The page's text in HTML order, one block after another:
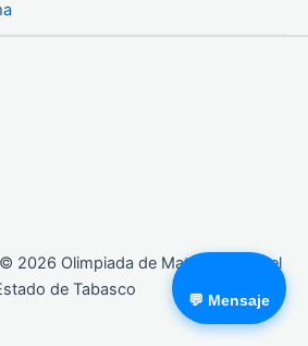
2026 Olimpiada de Matemáticas del
de Tabasco
💬 Mensaje